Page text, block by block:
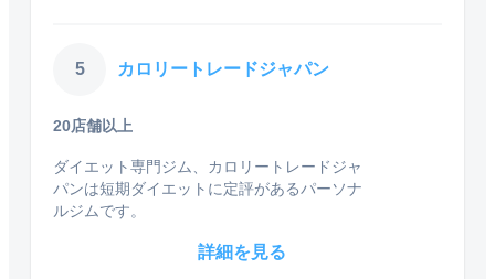
5 カロリートレードジャパン
20店舗以上
ダイエット専門ジム、カロリートレードジャ
パンは短期ダイエットに定評があるパーソナ
ルジムです。
詳細を見る